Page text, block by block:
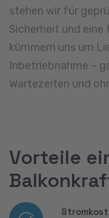
stehen wir für
Sicherheit und
kümmern uns um
Inbetriebnahme –
Wartezeiten und
Vorteile